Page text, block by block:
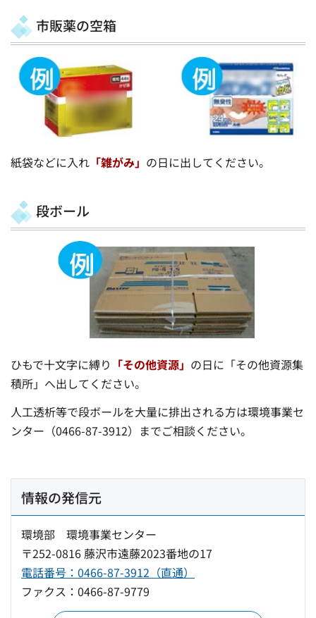
市販薬の空箱
紙袋などに入れ 「雑がみ」 の日に出してください。
段ボール
ひもで十文字に縛り 「その他資源」 の日に「その他資源集
積所」へ出してください。
人工透析等で段ボールを大量に排出される方は環境事業セ
ンター（0466-87-3912）までご相談ください。
情報の発信元
環境部 環境事業センター
〒252-0816 藤沢市遠藤2023番地の17
電話番号：0466-87-3912（直通）
ファクス：0466-87-9779